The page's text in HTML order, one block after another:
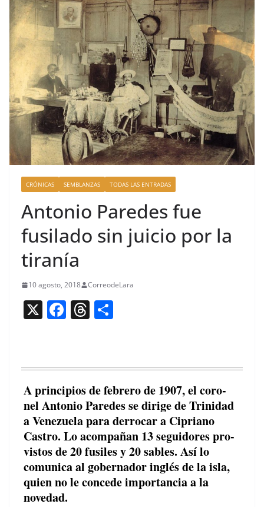
CRÓNICAS SEMBLANZAS TODAS LAS ENTRADAS
Antonio Paredes fue
fusilado sin juicio por la
tiranía
10 agosto, 2018 CorreodeLara
X F
e
b
o
o
k
T
a
d
s
p
ar
tir
A prin­ci­p­ios de febrero de 1907, el coro­
nel Anto­nio Pare­des se dirige de Trinidad
a Venezuela para der­ro­car a Cipri­ano
Cas­tro. Lo acom­pañan 13 seguidores pro­
vis­tos de 20 fusiles y 20 sables. Así lo
comu­ni­ca al gob­er­nador inglés de la isla,
quien no le con­cede impor­tan­cia a la
novedad.